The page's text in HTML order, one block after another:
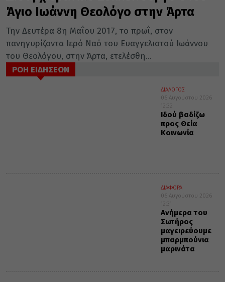
Άγιο Ιωάννη Θεολόγο στην Άρτα
Την Δευτέρα 8η Μαΐου 2017, το πρωΐ, στον
πανηγυρίζοντα Ιερό Ναό του Ευαγγελιστού Ιωάννου
του Θεολόγου, στην Άρτα, ετελέσθη...
ΡΟΗ ΕΙΔΗΣΕΩΝ
ΔΙΑΛΟΓΟΣ
06 Αυγούστου 2026
12:32
Ιδού βαδίζω
προς Θεία
Κοινωνία
ΔΙΑΦΟΡΑ
06 Αυγούστου 2026
12:31
Ανήμερα του
Σωτήρος
μαγειρεύουμε
μπαρμπούνια
μαρινάτα